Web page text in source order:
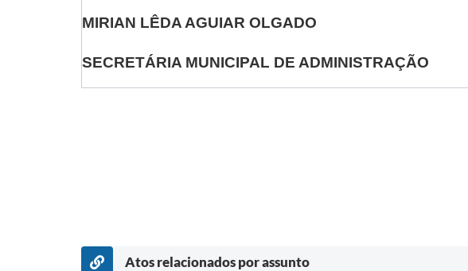
MIRIAN LÊDA AGUIAR OLGADO
SECRETÁRIA MUNICIPAL DE ADMINISTRAÇÃO
Atos relacionados por assunto